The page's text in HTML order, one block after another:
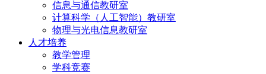
信息与通信教研室
计算科学（人工智能）教研室
物理与光电信息教研室
人才培养
教学管理
学科竞赛